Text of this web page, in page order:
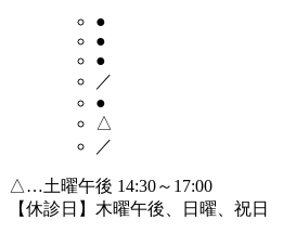
●
●
●
／
●
△
／
△…土曜午後 14:30～17:00
【休診日】木曜午後、日曜、祝日